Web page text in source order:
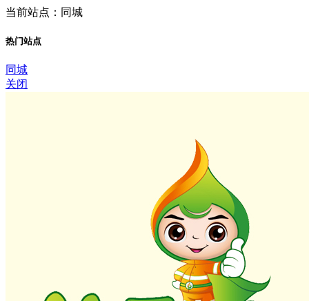
当前站点：同城
热门站点
同城
关闭